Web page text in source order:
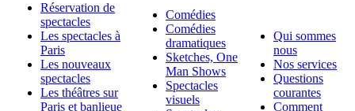
Réservation de
spectacles
Les spectacles à
Paris
Les nouveaux
spectacles
Les théâtres sur
Paris et banlieue
Comédies
Comédies
dramatiques
Sketches, One
Man Shows
Spectacles
visuels
Qui sommes
nous
Nos services
Questions
courantes
Comment